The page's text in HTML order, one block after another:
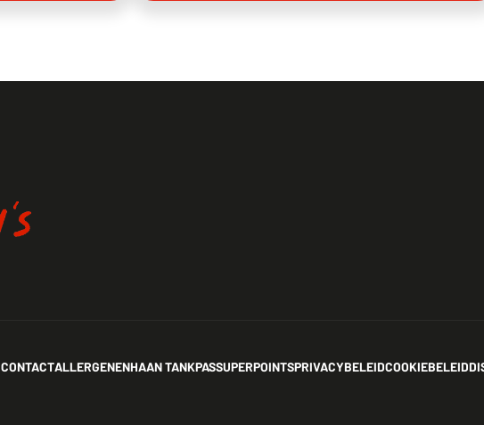
CONTACTALLERGENENHAAN TANKPASSUPERPOINTSPRIVACYBELEIDCOOKIEBELEID